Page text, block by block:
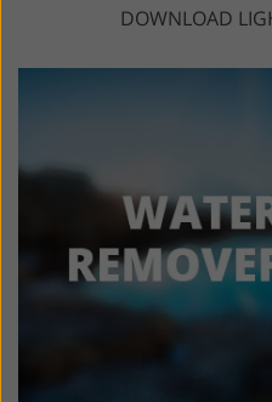
DOWNLOAD